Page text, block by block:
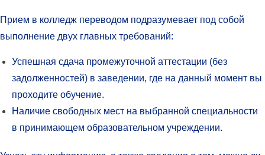
Прием в колледж переводом подразумевает под собой
выполнение двух главных требований:
Успешная сдача промежуточной аттестации (без
задолженностей) в заведении, где на данный момент вы
проходите обучение.
Наличие свободных мест на выбранной специальности
в принимающем образовательном учреждении.